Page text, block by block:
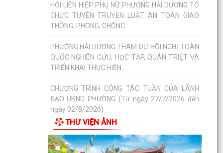
CHƯƠNG TRÌNH “MÀU HOA ĐỎ” THẮM ĐƯỢM
NGHĨA TÌNH TRI ÂN NGƯỜI CÓ CÔNG VỚI CÁCH
“BỮA CƠM TRI ÂN” – NGHĨA TÌNH CỦA TUỔI
TRẺ PHƯỜNG HẢI DƯƠNG DÀNH CHO CÁC GIA
ĐÌNH NGƯỜI CÓ CÔNG
HỘI ĐỒNG NHÂN DÂN PHƯỜNG HẢI DƯƠNG ỨNG
DỤNG PHẦN MỀM Q-CABINET TRONG TỔ CHỨC
KỲ HỌP THỨ BA
THÔNG BÁO VỀ VIỆC PHỐI HỢP CUNG CẤP HỒ
SƠ, GIẤY TỜ VỀ QUYỀN SỬ DỤNG ĐẤT PHỤC VỤ
THƯ VIỆN ẢNH